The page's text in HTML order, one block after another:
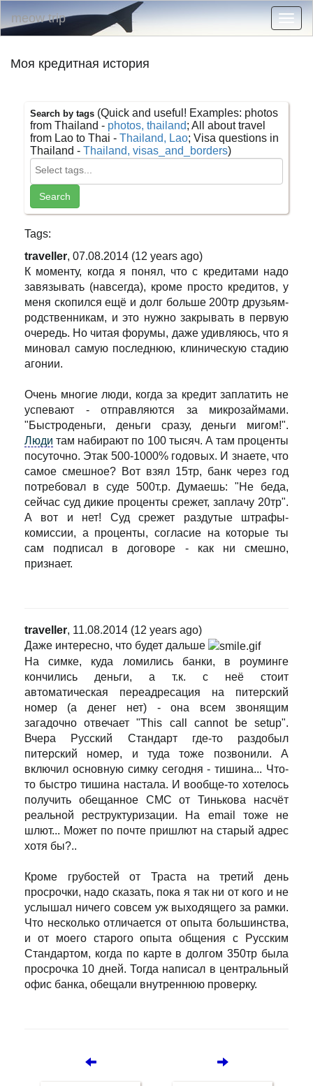
meow trip
Моя кредитная история
Search by tags (Quick and useful! Examples: photos
from Thailand - photos, thailand; All about travel
from Lao to Thai - Thailand, Lao; Visa questions in
Thailand - Thailand, visas_and_borders)
Tags:
traveller, 07.08.2014 (12 years ago)
К моменту, когда я понял, что с кредитами надо
завязывать (навсегда), кроме просто кредитов, у
меня скопился ещё и долг больше 200тр друзьям-
родственникам, и это нужно закрывать в первую
очередь. Но читая форумы, даже удивляюсь, что я
миновал самую последнюю, клиническую стадию
агонии.
Очень многие люди, когда за кредит заплатить не
успевают - отправляются за микрозаймами.
"Быстроденьги, деньги сразу, деньги мигом!".
Люди там набирают по 100 тысяч. А там проценты
посуточно. Этак 500-1000% годовых. И знаете, что
самое смешное? Вот взял 15тр, банк через год
потребовал в суде 500т.р. Думаешь: "Не беда,
сейчас суд дикие проценты срежет, заплачу 20тр".
А вот и нет! Суд срежет раздутые штрафы-
комиссии, а проценты, согласие на которые ты
сам подписал в договоре - как ни смешно,
признает.
traveller, 11.08.2014 (12 years ago)
Даже интересно, что будет дальше
На симке, куда ломились банки, в роуминге
кончились деньги, а т.к. с неё стоит
автоматическая переадресация на питерский
номер (а денег нет) - она всем звонящим
загадочно отвечает "This call cannot be setup".
Вчера Русский Стандарт где-то раздобыл
питерский номер, и туда тоже позвонили. А
включил основную симку сегодня - тишина... Что-
то быстро тишина настала. И вообще-то хотелось
получить обещанное СМС от Тинькова насчёт
реальной реструктуризации. На email тоже не
шлют... Может по почте пришлют на старый адрес
хотя бы?..
Кроме грубостей от Траста на третий день
просрочки, надо сказать, пока я так ни от кого и не
услышал ничего совсем уж выходящего за рамки.
Что несколько отличается от опыта большинства,
и от моего старого опыта общения с Русским
Стандартом, когда по карте в долгом 350тр была
просрочка 10 дней. Тогда написал в центральный
офис банка, обещали внутреннюю проверку.